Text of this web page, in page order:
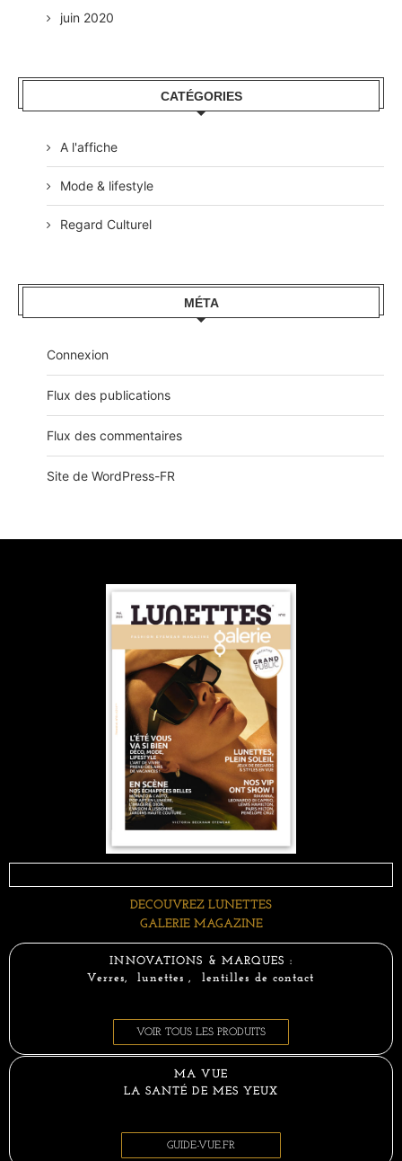
juin 2020
CATÉGORIES
A l'affiche
Mode & lifestyle
Regard Culturel
MÉTA
Connexion
Flux des publications
Flux des commentaires
Site de WordPress-FR
DECOUVREZ LUNETTES
GALERIE MAGAZINE
INNOVATIONS & MARQUES :
Verres, lunettes , lentilles de contact
VOIR TOUS LES PRODUITS
MA VUE
LA SANTÉ DE MES YEUX
GUIDE-VUE.FR